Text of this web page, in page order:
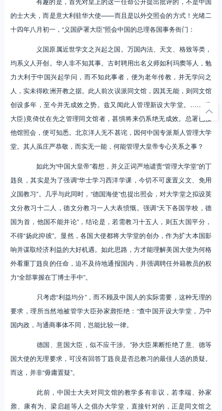
的士大夫，而是意大利驻华大使——而且是以外交照会的方式！光绪二
十四年八月初一，“义国萨署大臣”照会中国的总理各国事务衙门：
义国原属近世学文之兴起之国。万国内法、天文、格致等类，
均系义人开创。华人非不知其事。古时聘用出名义师如利玛窦等人，勉
力大利于中国兴起学问，而不知此事者，便为老年传教，并无学问之
人，实未得欧洲开教之据。此人前次误派同文馆，因其无能，则同文馆
创设多年，至今并无成效之势。兹又闻此人管理新设大学堂。……(贵
大臣)竟倚仗在先之管理同文馆者，甚惧将来仍系绝无成效。总署已接
他馆照会，便可知悉。北京洋人无不甚诧，因何中国专派斯人管理大学
堂。其人虽庄严恭敬，而实无一能，何能管理大皇帝专心关系之事？
如此为“中国大皇帝”着想，并义正词严地谴责“管理大学堂”的丁
韪良，其实是为了强调“华士学习西洋学课，今切不可废置义文、免用
义国教习”。几乎与此同时，“德国海使”也提出照会，对大学堂之拟设英
文分教习十二人，德文分教习一人大表愤慨。强调“天下各国学校，德
国为首，他国不能并论”，结论是，若需教习十五人，则五大国平分，
不得“扬此抑彼”。显然，各国大使都将大学堂的创办，作为扩大本国影
响并谋取经济利益的大好机遇。如此思路，方才能理解美国大使为何格
外看重丁韪良的任命，迫不及待地通报国内，并强调聘任外籍教员的权
力“全部掌握在丁博士手中”。
只考虑“利益均分”，而不顾及中国人的实际需要，这种无理的
要求，理所当然地被管学大臣孙家鼐拒绝：“查中国开设大学堂，乃中
国内政，与通商事体不同，岂能比较一律。
德国、意国大臣，似不应干涉。”孙大臣果断拒绝了意、德等
国大使的无理要求，可没有回答丁韪良是否总教习的最佳人选的质疑。
而这，并非“毋庸置疑”。
此前，中国士大夫对同文馆的教学多有非议，若李端、孙家
鼐、康有为、梁启超等人之倡办大学堂，直接针对的，正是同文馆之